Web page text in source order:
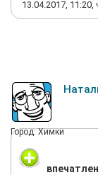
13.04.2017, 11:20,
Город: Химки